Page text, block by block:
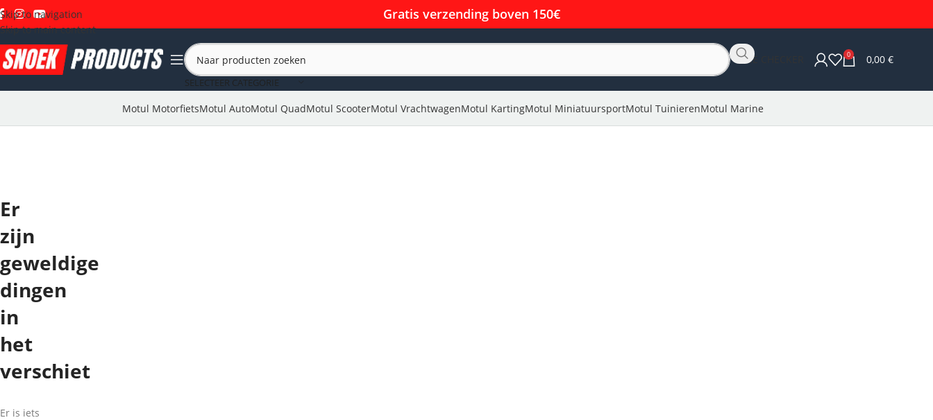
Skip to navigation
Skip to main content
Gratis verzending boven 150€
SELECTEER CATEGORIE
OLIE CHECKER 0 0,00 €
Motul MotorfietsMotul AutoMotul QuadMotul ScooterMotul VrachtwagenMotul KartingMotul MiniatuursportMotul TuinierenMotul Marine
Er
zijn
geweldige
dingen
in
het
verschiet
Er is iets